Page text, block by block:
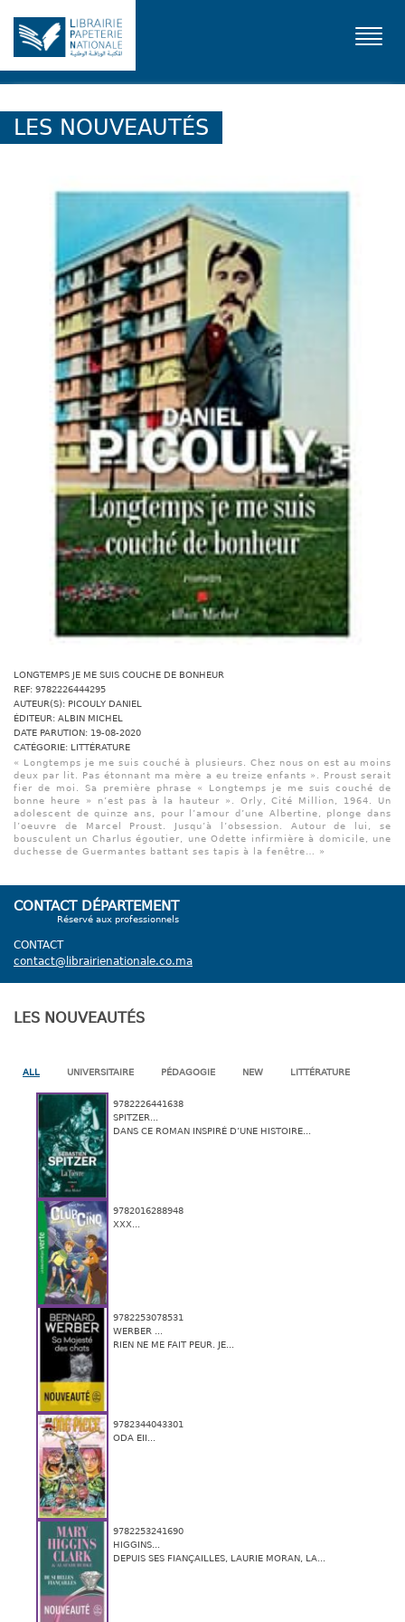
LES NOUVEAUTÉS
LONGTEMPS JE ME SUIS COUCHE DE BONHEUR
REF: 9782226444295
AUTEUR(S): PICOULY DANIEL
ÉDITEUR: ALBIN MICHEL
DATE PARUTION: 19-08-2020
CATÉGORIE: LITTÉRATURE
« Longtemps je me suis couché à plusieurs. Chez nous on est au moins
deux par lit. Pas étonnant ma mère a eu treize enfants ». Proust serait
fier de moi. Sa première phrase « Longtemps je me suis couché de
bonne heure » n’est pas à la hauteur ». Orly, Cité Million, 1964. Un
adolescent de quinze ans, pour l’amour d’une Albertine, plonge dans
l’oeuvre de Marcel Proust. Jusqu’à l’obsession. Autour de lui, se
bousculent un Charlus égoutier, une Odette infirmière à domicile, une
duchesse de Guermantes battant ses tapis à la fenêtre… »
CONTACT DÉPARTEMENT
Réservé aux professionnels
CONTACT
contact@librairienationale.co.ma
LES NOUVEAUTÉS
ALL UNIVERSITAIRE PÉDAGOGIE NEW LITTÉRATURE
9782226441638
SPITZER...
DANS CE ROMAN INSPIRÉ D’UNE HISTOIRE...
9782016288948
XXX...
9782253078531
WERBER ...
RIEN NE ME FAIT PEUR. JE...
9782344043301
ODA EII...
9782253241690
HIGGINS...
DEPUIS SES FIANÇAILLES, LAURIE MORAN, LA...